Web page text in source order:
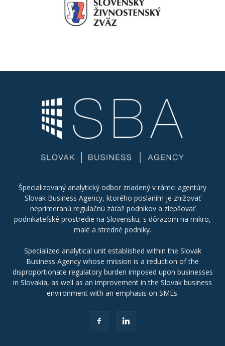
Špecializovaný analytický odbor zriadený v rámci agentúry
Slovak Business Agency, ktorého poslaním je znižovať
neprimeranú regulačnú záťaž podnikov a zlepšovať
podnikateľské prostredie na Slovensku, s dôrazom na mikro,
malé a stredné podniky.
Specialized analytical unit established within the Slovak
Business Agency whose mission is a reduction of the
disproportionate regulatory burden imposed upon businesses
in Slovakia, as well as an improvement in the Slovak business
environment with an emphasis on SMEs.